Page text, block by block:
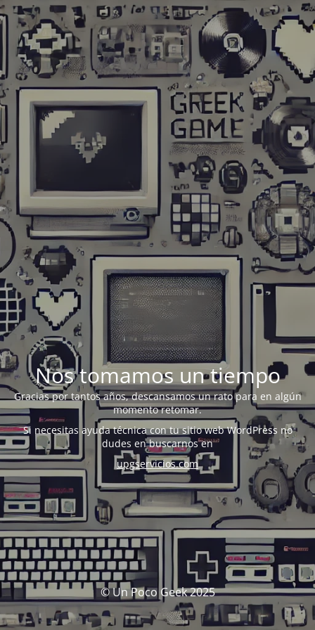
Nos tomamos un tiempo
Gracias por tantos años, descansamos un rato para en algún
momento retomar.
Si necesitas ayuda técnica con tu sitio web WordPress no
dudes en buscarnos en
upgservicios.com
© Un Poco Geek 2025